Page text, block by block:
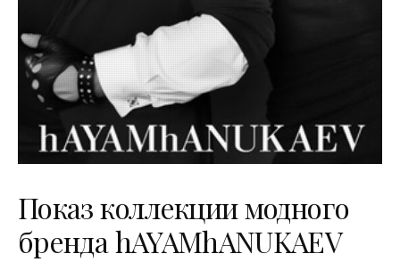
Показ коллекции модного
бренда hAYAMhANUKAEV